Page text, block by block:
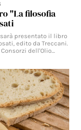
"La filosofia
sarà presentato il libro
edito da Treccani.
dell'Olio…